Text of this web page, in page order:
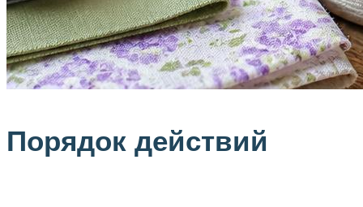
Порядок действий